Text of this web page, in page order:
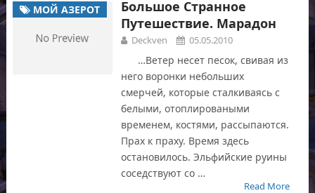
МОЙ АЗЕРОТ
Большое Странное
Путешествие. Марадон
Deckven 05.05.2010
…Ветер несет песок, свивая из
него воронки небольших
смерчей, которые сталкиваясь с
белыми, отоплироваными
временем, костями, рассыпаются.
Прах к праху. Время здесь
остановилось. Эльфийские руины
соседствуют со …
Read More